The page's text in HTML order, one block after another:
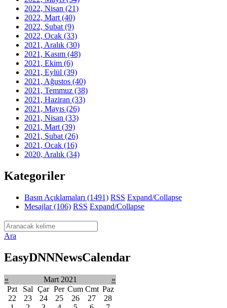
2022, Nisan (21)
2022, Mart (40)
2022, Şubat (9)
2022, Ocak (33)
2021, Aralık (30)
2021, Kasım (48)
2021, Ekim (6)
2021, Eylül (39)
2021, Ağustos (40)
2021, Temmuz (38)
2021, Haziran (33)
2021, Mayıs (26)
2021, Nisan (33)
2021, Mart (39)
2021, Şubat (26)
2021, Ocak (16)
2020, Aralık (34)
Kategoriler
Basın Açıklamaları (1491) RSS Expand/Collapse
Mesajlar(106) RSS Expand/Collapse
Ara
EasyDNNNewsCalendar
« Mart 2021
»
Pzt
Sal Çar Per Cum Cmt Paz
22
23 24 25 26 27
28